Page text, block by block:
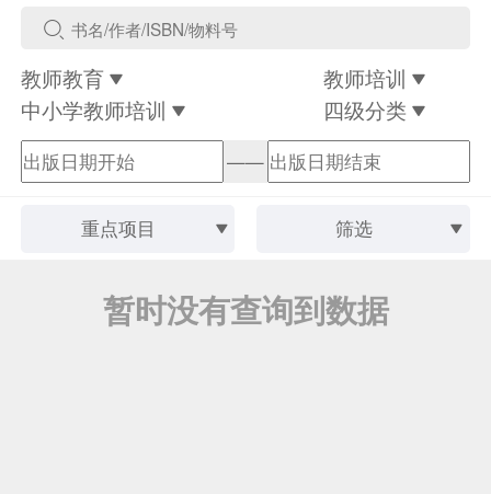
教师教育
教师培训
中小学教师培训
四级分类
——
重点项目 筛选
暂时没有查询到数据